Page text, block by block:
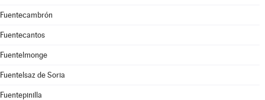
Fuentecambrón
Fuentecantos
Fuentelmonge
Fuentelsaz de Soria
Fuentepinilla